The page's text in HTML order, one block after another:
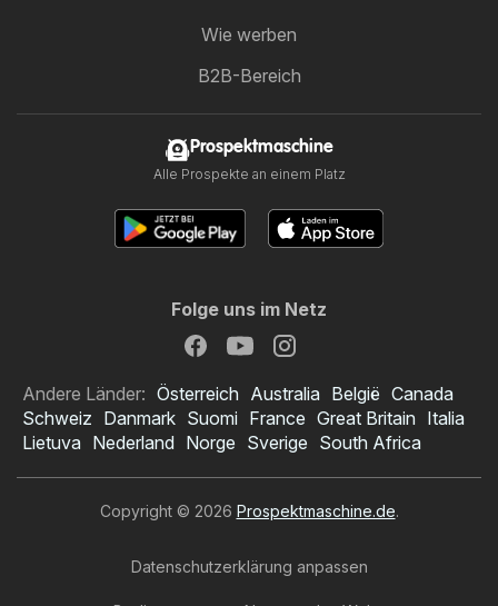
Wie werben
B2B-Bereich
Prospektmaschine
Alle Prospekte an einem Platz
Folge uns im Netz
Andere Länder: Österreich Australia België Canada
Schweiz Danmark Suomi France Great Britain Italia
Lietuva Nederland Norge Sverige South Africa
Copyright © 2026 Prospektmaschine.de.
Datenschutzerklärung anpassen